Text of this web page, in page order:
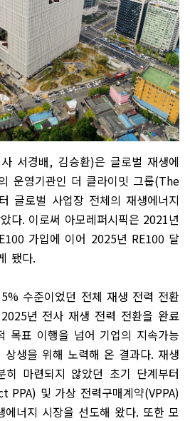
서경배, 김승환)은 글로벌 재생에
운영기관인 더 클라이밋 그룹(The
글로벌 사업장 전체의 재생에너지
다. 이로써 아모레퍼시픽은 2021년
가입에 이어 2025년 RE100 달
됐다.
5% 수준이었던 전체 재생 전력 전환
년 전사 재생 전력 전환을 완료
목표 이행을 넘어 기업의 지속가능
생을 위해 노력해 온 결과다. 재생
히 마련되지 않았던 초기 단계부터
PPA) 및 가상 전력구매계약(VPPA)
너지 시장을 선도해 왔다. 또한 모